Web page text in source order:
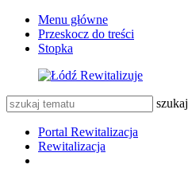
Menu główne
Przeskocz do treści
Stopka
Portal Rewitalizacja
Rewitalizacja